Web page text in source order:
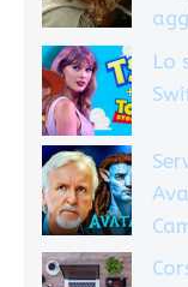
Lo